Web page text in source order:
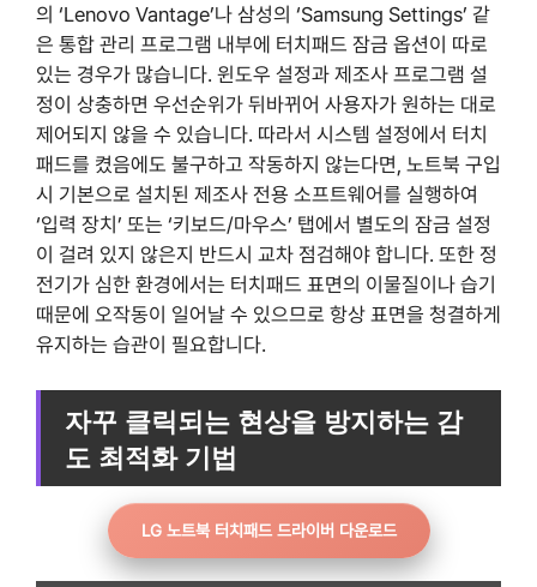
의 ‘Lenovo Vantage’나 삼성의 ‘Samsung Settings’ 같
은 통합 관리 프로그램 내부에 터치패드 잠금 옵션이 따로
있는 경우가 많습니다. 윈도우 설정과 제조사 프로그램 설
정이 상충하면 우선순위가 뒤바뀌어 사용자가 원하는 대로
제어되지 않을 수 있습니다. 따라서 시스템 설정에서 터치
패드를 켰음에도 불구하고 작동하지 않는다면, 노트북 구입
시 기본으로 설치된 제조사 전용 소프트웨어를 실행하여
‘입력 장치’ 또는 ‘키보드/마우스’ 탭에서 별도의 잠금 설정
이 걸려 있지 않은지 반드시 교차 점검해야 합니다. 또한 정
전기가 심한 환경에서는 터치패드 표면의 이물질이나 습기
때문에 오작동이 일어날 수 있으므로 항상 표면을 청결하게
유지하는 습관이 필요합니다.
자꾸 클릭되는 현상을 방지하는 감
도 최적화 기법
LG 노트북 터치패드 드라이버 다운로드